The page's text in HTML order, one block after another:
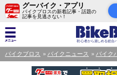
グーバイク・アプリ
バイクブロスの新着記事・話題の
記事を見逃さない！
バイクブロス バイクニュース バイク